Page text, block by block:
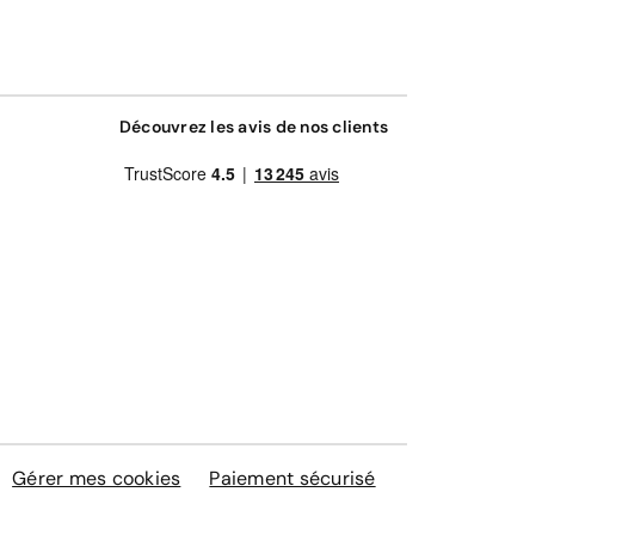
Découvrez les avis de nos clients
Gérer mes cookies
Paiement sécurisé